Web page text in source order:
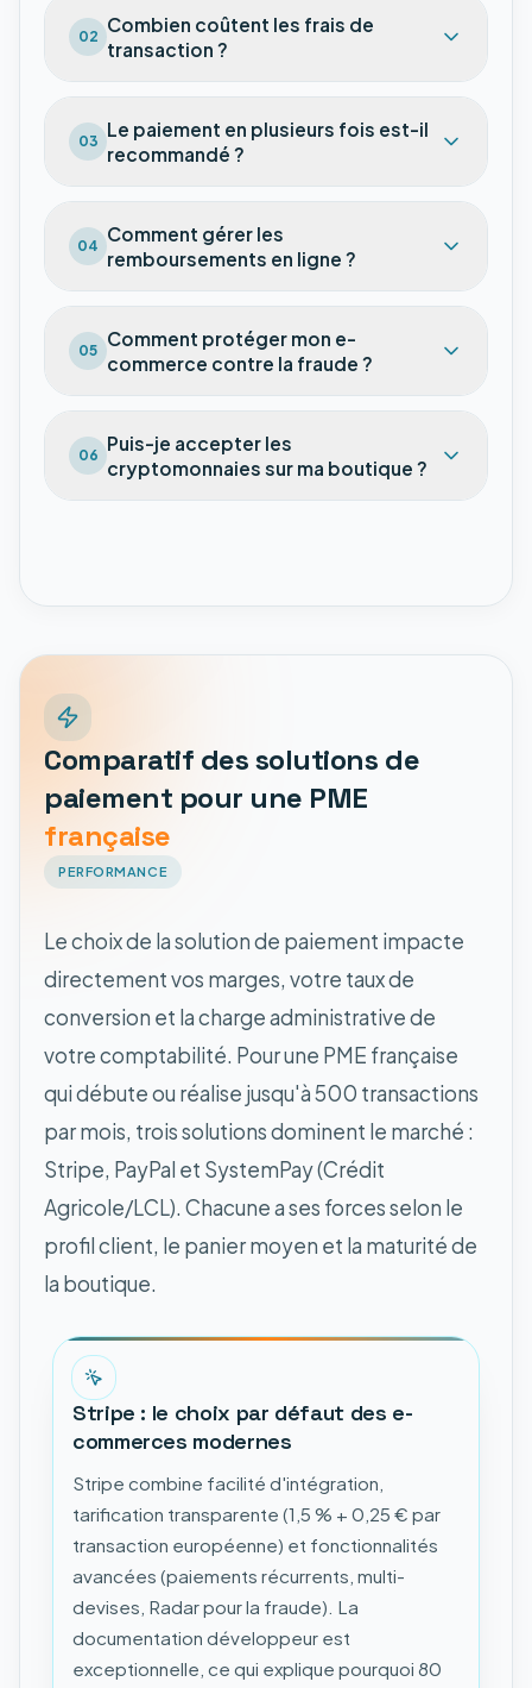
02
Combien coûtent les frais de
transaction ?
03
Le paiement en plusieurs fois est-il
recommandé ?
04
Comment gérer les
remboursements en ligne ?
05
Comment protéger mon e-
commerce contre la fraude ?
06
Puis-je accepter les
cryptomonnaies sur ma boutique ?
Comparatif des solutions de
paiement pour une PME
française
PERFORMANCE
Le choix de la solution de paiement impacte
directement vos marges, votre taux de
conversion et la charge administrative de
votre comptabilité. Pour une PME française
qui débute ou réalise jusqu'à 500 transactions
par mois, trois solutions dominent le marché :
Stripe, PayPal et SystemPay (Crédit
Agricole/LCL). Chacune a ses forces selon le
profil client, le panier moyen et la maturité de
la boutique.
Stripe : le choix par défaut des e-
commerces modernes
Stripe combine facilité d'intégration,
tarification transparente (1,5 % + 0,25 € par
transaction européenne) et fonctionnalités
avancées (paiements récurrents, multi-
devises, Radar pour la fraude). La
documentation développeur est
exceptionnelle, ce qui explique pourquoi 80